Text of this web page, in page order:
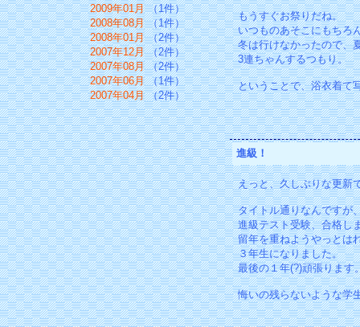
もうすぐお祭りだね。
いつものあそこにもちろ
冬は行けなかったので、
3連ちゃんするつもり。
ということで、浴衣着て
進級！
えっと、久しぶりな更新
タイトル通りなんですが
進級テスト受験、合格し
留年を重ねようやっとは
３年生になりました。
最後の１年(?)頑張ります
悔いの残らないような学
2009年01月（1件）
2008年08月（1件）
2008年01月（2件）
2007年12月（2件）
2007年08月（2件）
2007年06月（1件）
2007年04月（2件）